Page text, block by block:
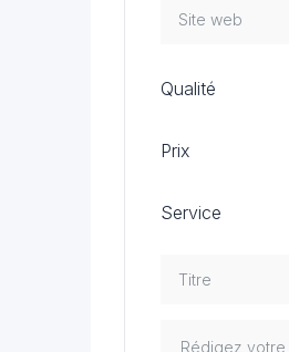
Qualité
Prix
Service